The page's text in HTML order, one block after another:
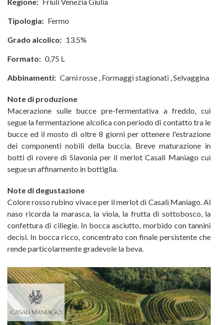
Tipologia: Fermo
Grado alcolico: 13.5%
Formato: 0,75 L
Abbinamenti: Carni rosse , Formaggi stagionati ,Selvaggina
Note di produzione
Macerazione sulle bucce pre-fermentativa a freddo, cui
segue la fermentazione alcolica con periodo di contatto tra le
bucce ed il mosto di oltre 8 giorni per ottenere l'estrazione
dei componenti nobili della buccia. Breve maturazione in
botti di rovere di Slavonia per il merlot Casali Maniago cui
segue un affinamento in bottiglia.
Note di degustazione
Colore rosso rubino vivace per il merlot di Casali Maniago. Al
naso ricorda la marasca, la viola, la frutta di sottobosco, la
confettura di ciliegie. In bocca asciutto, morbido con tannini
decisi. In bocca ricco, concentrato con finale persistente che
rende particolarmente gradevole la beva.